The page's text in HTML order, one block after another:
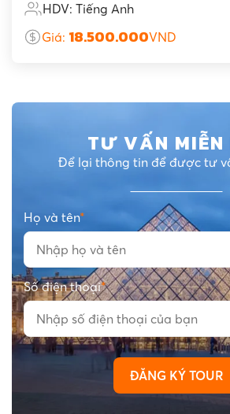
HDV: Tiếng Anh
Giá: 18.500.000VND
TƯ VẤN MIỄN
Để lại thông tin để được tư
Họ và tên*
Số điện thoại*